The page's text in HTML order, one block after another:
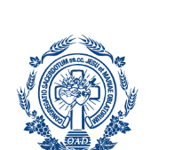
content
Portal de los Padres
Oraciones, Música